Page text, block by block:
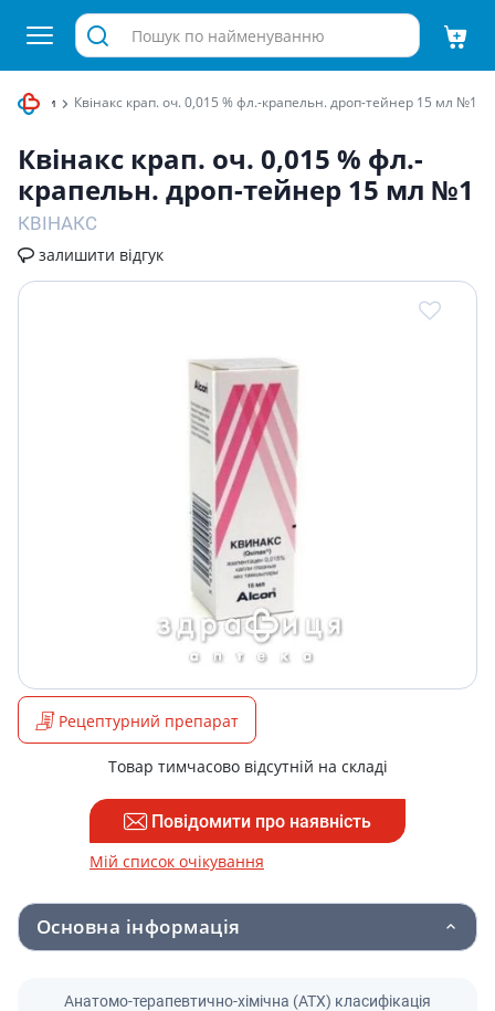
Квiнакс крап. оч. 0,015 % фл.-крапельн. дроп-тейнер 15 мл №1
Квiнакс крап. оч. 0,015 % фл.-
крапельн. дроп-тейнер 15 мл №1
КВІНАКС
залишити відгук
Рецептурний препарат
Товар тимчасово відсутній на складі
Повідомити про наявність
Мій список очікування
Основна інформація
Анатомо-терапевтично-хімічна (АТХ) класифікація